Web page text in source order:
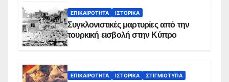
ΕΠΙΚΑΙΡΌΤΗΤΑ ΙΣΤΟΡΙΚΆ
Συγκλονιστικές μαρτυρίες από την
τουρκική εισβολή στην Κύπρο
ΕΠΙΚΑΙΡΌΤΗΤΑ ΙΣΤΟΡΙΚΆ ΣΤΙΓΜΙΌΤΥΠΑ